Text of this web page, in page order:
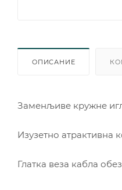
ОПИСАНИЕ
Заменљиве кружне
Изузетно атрактивна
Глатка веза кабла